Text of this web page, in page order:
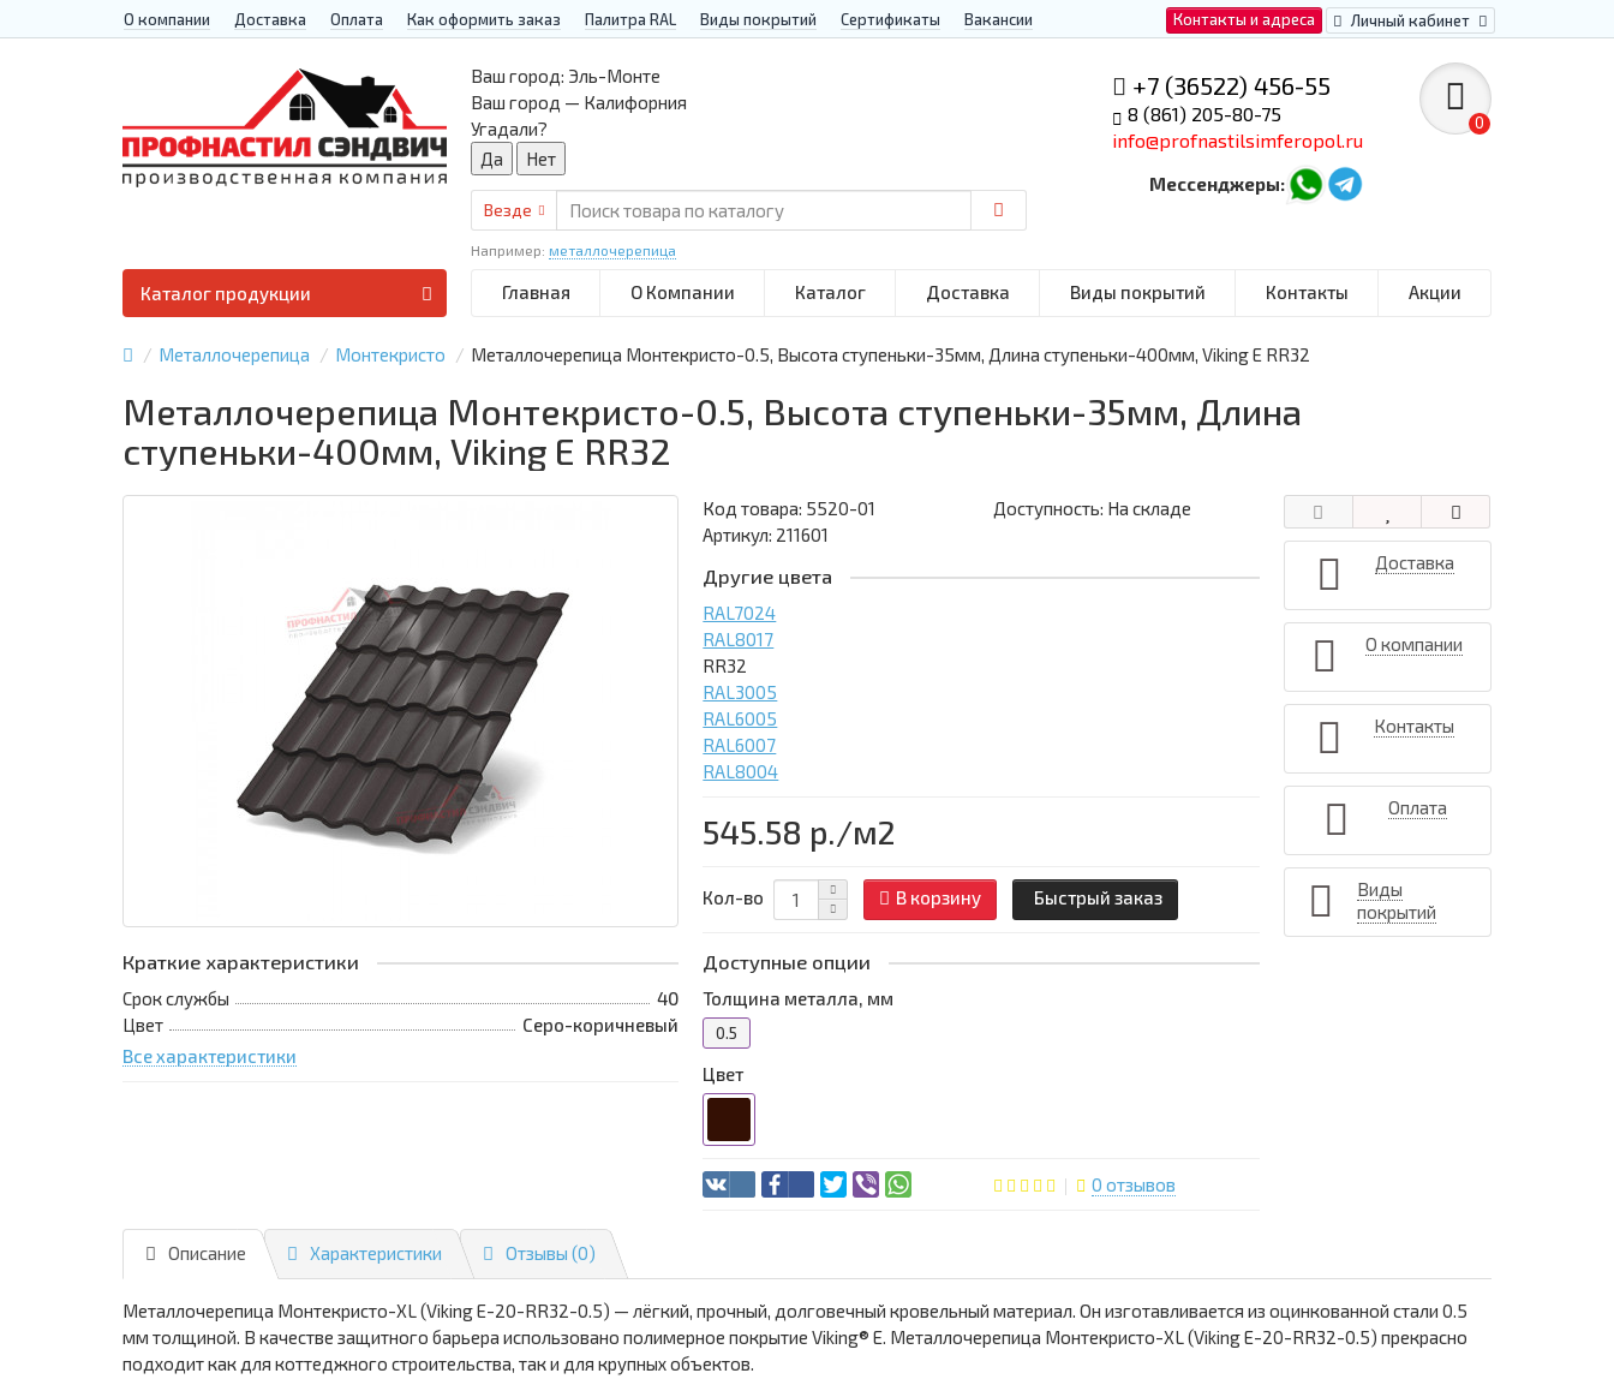
Контакты и адреса Личный кабинет
О компании Доставка Оплата Как оформить заказ Палитра RAL Виды покрытий Сертификаты Вакансии
+7 (36522) 456-55
8 (861) 205-80-75
info@profnastilsimferopol.ru
Мессенджеры:
0
Ваш город: Эль-Монте
Ваш город — Калифорния
Угадали?
Везде
Например: металлочерепица
Главная О Компании Каталог Доставка Виды покрытий Контакты Акции
Каталог продукции
Металлочерепица Монтекристо Металлочерепица Монтекристо-0.5, Высота ступеньки-35мм, Длина ступеньки-400мм, Viking E RR32
Металлочерепица Монтекристо-0.5, Высота ступеньки-35мм, Длина
ступеньки-400мм, Viking E RR32
Краткие характеристики
Срок службы
40
Цвет
Серо-коричневый
Все характеристики
Код товара: 5520-01
Доступность: На складе
Артикул: 211601
Другие цвета
RAL7024
RAL8017
RR32
RAL3005
RAL6005
RAL6007
RAL8004
545.58 р./м2
Кол-во В корзину Быстрый заказ
Доступные опции
Толщина металла, мм
0.5
Цвет
0 отзывов
Доставка
О компании
Контакты
Оплата
Виды
покрытий
Описание Характеристики Отзывы (0)
Металлочерепица Монтекристо-XL (Viking E-20-RR32-0.5) — лёгкий, прочный, долговечный кровельный материал. Он изготавливается из оцинкованной стали 0.5
мм толщиной. В качестве защитного барьера использовано полимерное покрытие Viking® E. Металлочерепица Монтекристо-XL (Viking E-20-RR32-0.5) прекрасно
подходит как для коттеджного строительства, так и для крупных объектов.